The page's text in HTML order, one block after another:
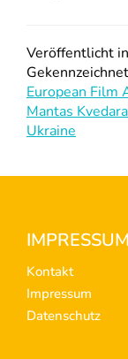
Veröffentlicht
European Film
Mantas
Ukraine
Footer
IMPRESSUM
Kontakt
Impressum
Datenschutz